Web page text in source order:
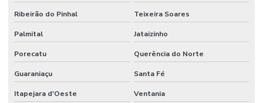
Ribeirão do Pinhal Teixeira Soares
Palmital Jataizinho
Porecatu Querência do Norte
Guaraniaçu Santa Fé
Itapejara d'Oeste Ventania